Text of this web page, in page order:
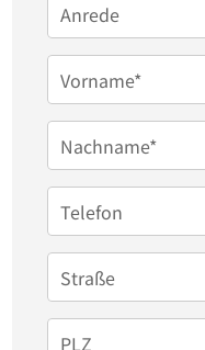
berücksichtigt!
Anrede
Vorname*
Nachname*
Telefon
Straße
PLZ